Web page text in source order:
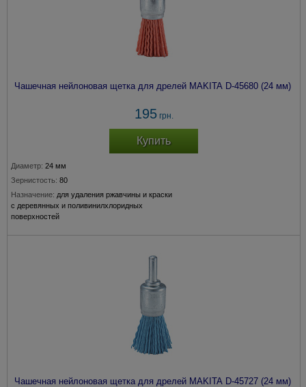
Чашечная нейлоновая щетка для дрелей MAKITA D-45680 (24 мм)
195грн.
Купить
Диаметр: 24 мм
Зернистость: 80
Назначение: для удаления ржавчины и краски
с деревянных и поливинилхлоридных
поверхностей
Чашечная нейлоновая щетка для дрелей MAKITA D-45727 (24 мм)